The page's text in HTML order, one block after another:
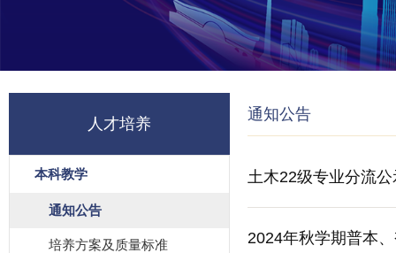
人才培养
本科教学
通知公告
培养方案及质量标准
通知公告
土木22级专业分流公
2024年秋学期普本